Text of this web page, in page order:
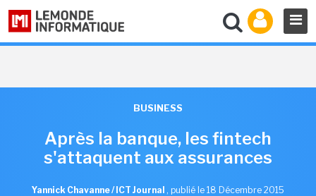
BUSINESS
Après la banque, les fintech
s'attaquent aux assurances
Yannick Chavanne / ICT Journal , publié le 18 Décembre 2015